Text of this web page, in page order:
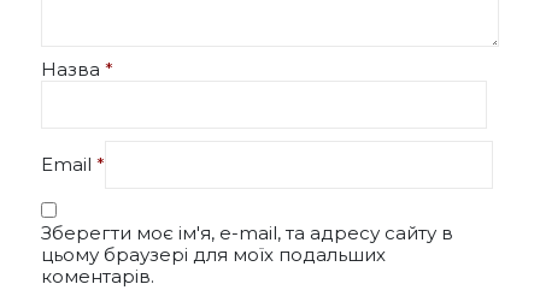
Назва *
Email *
Зберегти моє ім'я, e-mail, та адресу сайту в
цьому браузері для моїх подальших
коментарів.